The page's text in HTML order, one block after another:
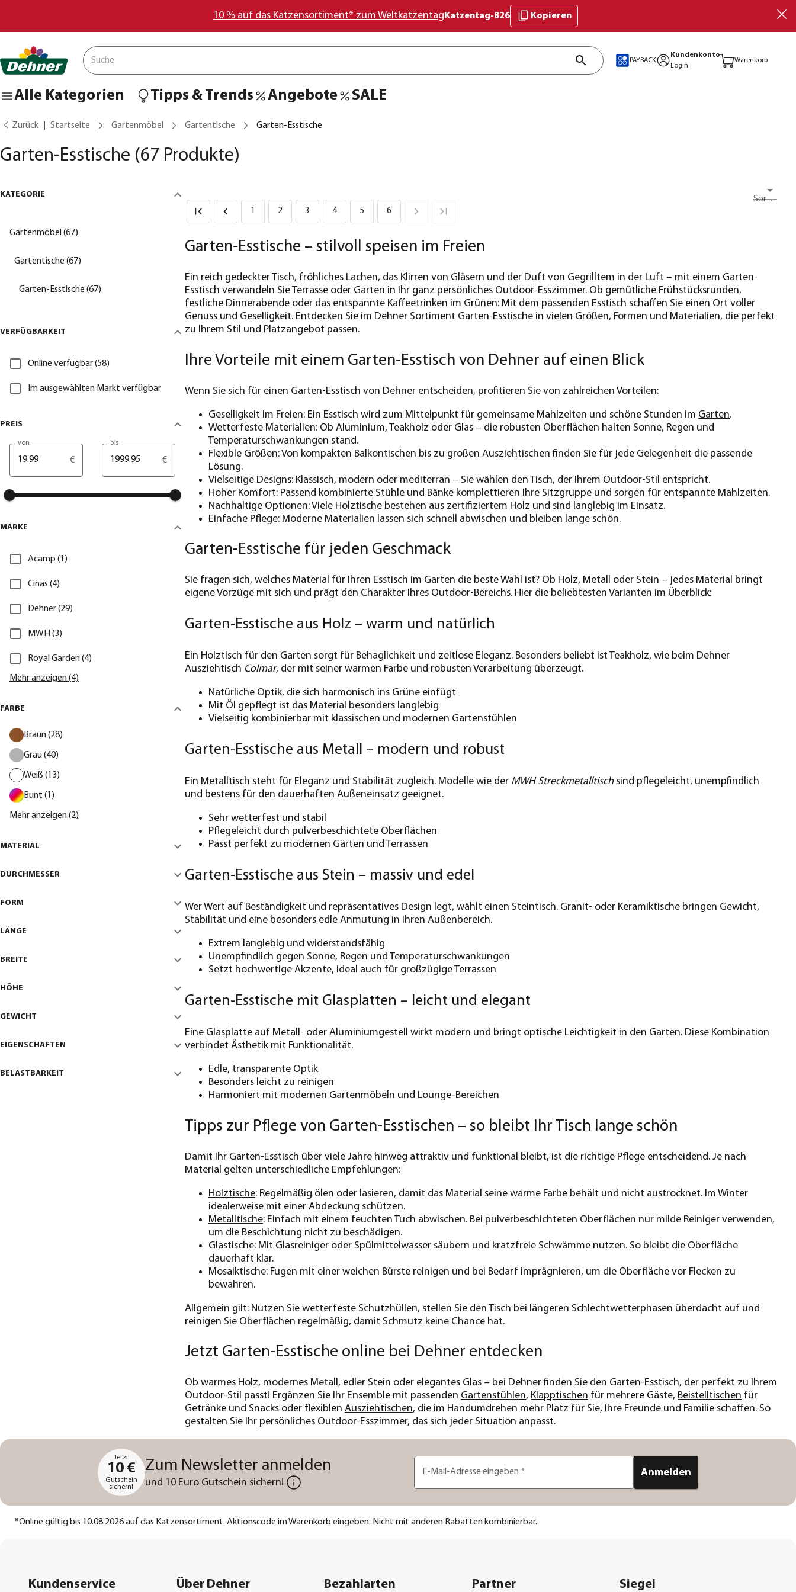
10 % auf das Katzensortiment* zum Weltkatzentag Katzentag-826 Kopieren
PAYBACK
Kundenkonto
Login
Warenkorb
Alle Kategorien Tipps & Trends Angebote SALE
Zurück Startseite Gartenmöbel Gartentische Garten-Esstische
Garten-Esstische (67 Produkte)
KATEGORIE
Gartenmöbel (67)
Gartentische (67)
Garten-Esstische (67)
VERFÜGBARKEIT
Online verfügbar (58)
Im ausgewählten Markt verfügbar
PREIS
von
€
bis
€
MARKE
Acamp (1)
Cinas (4)
Dehner (29)
MWH (3)
Royal Garden (4)
Mehr anzeigen (4)
FARBE
Braun (28)
Grau (40)
Weiß (13)
Bunt (1)
Mehr anzeigen (2)
MATERIAL
DURCHMESSER
FORM
LÄNGE
BREITE
HÖHE
GEWICHT
EIGENSCHAFTEN
BELASTBARKEIT
Sortieren nach
1 2 3 4 5 6
Garten-Esstische – stilvoll speisen im Freien
Ein reich gedeckter Tisch, fröhliches Lachen, das Klirren von Gläsern und der Duft von Gegrilltem in der Luft – mit einem Garten-
Esstisch verwandeln Sie Terrasse oder Garten in Ihr ganz persönliches Outdoor-Esszimmer. Ob gemütliche Frühstücksrunden,
festliche Dinnerabende oder das entspannte Kaffeetrinken im Grünen: Mit dem passenden Esstisch schaffen Sie einen Ort voller
Genuss und Geselligkeit. Entdecken Sie im Dehner Sortiment Garten-Esstische in vielen Größen, Formen und Materialien, die perfekt
zu Ihrem Stil und Platzangebot passen.
Ihre Vorteile mit einem Garten-Esstisch von Dehner auf einen Blick
Wenn Sie sich für einen Garten-Esstisch von Dehner entscheiden, profitieren Sie von zahlreichen Vorteilen:
Geselligkeit im Freien: Ein Esstisch wird zum Mittelpunkt für gemeinsame Mahlzeiten und schöne Stunden im Garten.
Wetterfeste Materialien: Ob Aluminium, Teakholz oder Glas – die robusten Oberflächen halten Sonne, Regen und
Temperaturschwankungen stand.
Flexible Größen: Von kompakten Balkontischen bis zu großen Ausziehtischen finden Sie für jede Gelegenheit die passende
Lösung.
Vielseitige Designs: Klassisch, modern oder mediterran – Sie wählen den Tisch, der Ihrem Outdoor-Stil entspricht.
Hoher Komfort: Passend kombinierte Stühle und Bänke komplettieren Ihre Sitzgruppe und sorgen für entspannte Mahlzeiten.
Nachhaltige Optionen: Viele Holztische bestehen aus zertifiziertem Holz und sind langlebig im Einsatz.
Einfache Pflege: Moderne Materialien lassen sich schnell abwischen und bleiben lange schön.
Garten-Esstische für jeden Geschmack
Sie fragen sich, welches Material für Ihren Esstisch im Garten die beste Wahl ist? Ob Holz, Metall oder Stein – jedes Material bringt
eigene Vorzüge mit sich und prägt den Charakter Ihres Outdoor-Bereichs. Hier die beliebtesten Varianten im Überblick:
Garten-Esstische aus Holz – warm und natürlich
Ein Holztisch für den Garten sorgt für Behaglichkeit und zeitlose Eleganz. Besonders beliebt ist Teakholz, wie beim Dehner
Ausziehtisch Colmar, der mit seiner warmen Farbe und robusten Verarbeitung überzeugt.
Natürliche Optik, die sich harmonisch ins Grüne einfügt
Mit Öl gepflegt ist das Material besonders langlebig
Vielseitig kombinierbar mit klassischen und modernen Gartenstühlen
Garten-Esstische aus Metall – modern und robust
Ein Metalltisch steht für Eleganz und Stabilität zugleich. Modelle wie der MWH Streckmetalltischsind pflegeleicht, unempfindlich
und bestens für den dauerhaften Außeneinsatz geeignet.
Sehr wetterfest und stabil
Pflegeleicht durch pulverbeschichtete Oberflächen
Passt perfekt zu modernen Gärten und Terrassen
Garten-Esstische aus Stein – massiv und edel
Wer Wert auf Beständigkeit und repräsentatives Design legt, wählt einen Steintisch. Granit- oder Keramiktische bringen Gewicht,
Stabilität und eine besonders edle Anmutung in Ihren Außenbereich.
Extrem langlebig und widerstandsfähig
Unempfindlich gegen Sonne, Regen und Temperaturschwankungen
Setzt hochwertige Akzente, ideal auch für großzügige Terrassen
Garten-Esstische mit Glasplatten – leicht und elegant
Eine Glasplatte auf Metall- oder Aluminiumgestell wirkt modern und bringt optische Leichtigkeit in den Garten. Diese Kombination
verbindet Ästhetik mit Funktionalität.
Edle, transparente Optik
Besonders leicht zu reinigen
Harmoniert mit modernen Gartenmöbeln und Lounge-Bereichen
Tipps zur Pflege von Garten-Esstischen – so bleibt Ihr Tisch lange schön
Damit Ihr Garten-Esstisch über viele Jahre hinweg attraktiv und funktional bleibt, ist die richtige Pflege entscheidend. Je nach
Material gelten unterschiedliche Empfehlungen:
Holztische: Regelmäßig ölen oder lasieren, damit das Material seine warme Farbe behält und nicht austrocknet. Im Winter
idealerweise mit einer Abdeckung schützen.
Metalltische: Einfach mit einem feuchten Tuch abwischen. Bei pulverbeschichteten Oberflächen nur milde Reiniger verwenden,
um die Beschichtung nicht zu beschädigen.
Glastische: Mit Glasreiniger oder Spülmittelwasser säubern und kratzfreie Schwämme nutzen. So bleibt die Oberfläche
dauerhaft klar.
Mosaiktische: Fugen mit einer weichen Bürste reinigen und bei Bedarf imprägnieren, um die Oberfläche vor Flecken zu
bewahren.
Allgemein gilt: Nutzen Sie wetterfeste Schutzhüllen, stellen Sie den Tisch bei längeren Schlechtwetterphasen überdacht auf und
reinigen Sie Oberflächen regelmäßig, damit Schmutz keine Chance hat.
Jetzt Garten-Esstische online bei Dehner entdecken
Ob warmes Holz, modernes Metall, edler Stein oder elegantes Glas – bei Dehner finden Sie den Garten-Esstisch, der perfekt zu Ihrem
Outdoor-Stil passt! Ergänzen Sie Ihr Ensemble mit passenden Gartenstühlen, Klapptischen für mehrere Gäste, Beistelltischen für
Getränke und Snacks oder flexiblen Ausziehtischen, die im Handumdrehen mehr Platz für Sie, Ihre Freunde und Familie schaffen. So
gestalten Sie Ihr persönliches Outdoor-Esszimmer, das sich jeder Situation anpasst.
Jetzt
10 €
Gutschein
sichern!
Zum Newsletter anmelden
und 10 Euro Gutschein sichern!
E-Mail-Adresse eingeben * Anmelden
*Online gültig bis 10.08.2026 auf das Katzensortiment. Aktionscode im Warenkorb eingeben. Nicht mit anderen Rabatten kombinierbar.
Kundenservice Über Dehner Bezahlarten Partner Siegel